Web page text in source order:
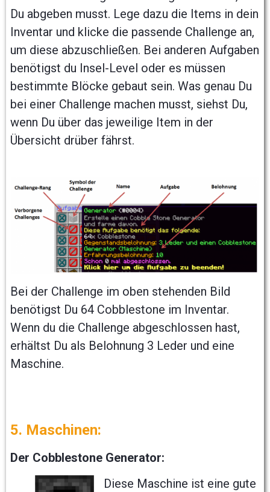
Du abgeben musst. Lege dazu die Items in dein
Inventar und klicke die passende Challenge an,
um diese abzuschließen. Bei anderen Aufgaben
benötigst du Insel-Level oder es müssen
bestimmte Blöcke gebaut sein. Was genau Du
bei einer Challenge machen musst, siehst Du,
wenn Du über das jeweilige Item in der
Übersicht drüber fährst.
Bei der Challenge im oben stehenden Bild
benötigst Du 64 Cobblestone im Inventar.
Wenn du die Challenge abgeschlossen hast,
erhältst Du als Belohnung 3 Leder und eine
Maschine.
5. Maschinen:
Der Cobblestone Generator:
Diese Maschine ist eine gute